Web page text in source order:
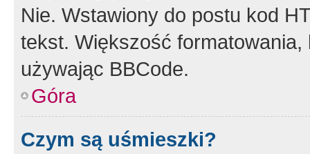
Nie. Wstawiony do postu kod
tekst. Większość
używając BBCode.
Góra
Czym są uśmieszki?